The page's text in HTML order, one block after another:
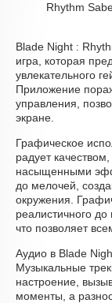
Rhythm
Blade Night :
игра, которая
увлекательного
Приложение
управления,
экране.
Графическое
радует
насыщенными
до мелочей,
окружения.
реалистичного до
что позволяет
Аудио в Blade
Музыкальные
настроение,
моменты, а